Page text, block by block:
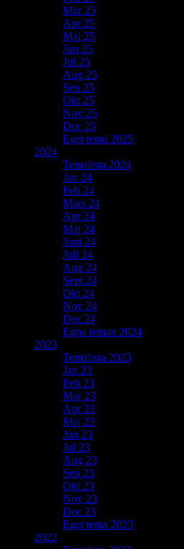
Mar 25
Apr 25
Maj 25
Jun 25
Jul 25
Aug 25
Sep 25
Okt 25
Nov 25
Dec 25
Eget tema 2025
2024
Temalista 2024
Jan 24
Feb 24
Mars 24
Apr 24
Maj 24
Juni 24
Juli 24
Aug 24
Sept 24
Okt 24
Nov 24
Dec 24
Egna teman 2024
2023
Temalista 2023
Jan 23
Feb 23
Mar 23
Apr 23
Maj 23
Jun 23
Jul 23
Aug 23
Sep 23
Okt 23
Nov 23
Dec 23
Eget tema 2023
2022